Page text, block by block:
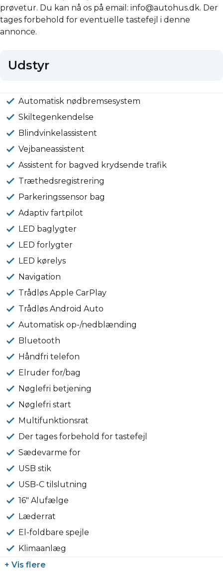
prøvetur. Du kan nå os på email: info@autohus.dk. Der
tages forbehold for eventuelle tastefejl i denne
annonce.
Udstyr
Automatisk nødbremsesystem
Skiltegenkendelse
Blindvinkelassistent
Vejbaneassistent
Assistent for bagved krydsende trafik
Træthedsregistrering
Parkeringssensor bag
Adaptiv fartpilot
LED baglygter
LED forlygter
LED kørelys
Navigation
Trådløs Apple CarPlay
Trådløs Android Auto
Automatisk op-/nedblænding
Bluetooth
Håndfri telefon
Elruder for/bag
Nøglefri betjening
Nøglefri start
Multifunktionsrat
Der tages forbehold for tastefejl
Sædevarme for
USB stik
USB-C tilslutning
16" Alufælge
Læderrat
El-foldbare spejle
Klimaanlæg
+ Vis flere